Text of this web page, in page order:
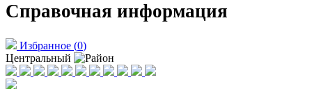
Справочная информация
Избранное (0)
Центральный